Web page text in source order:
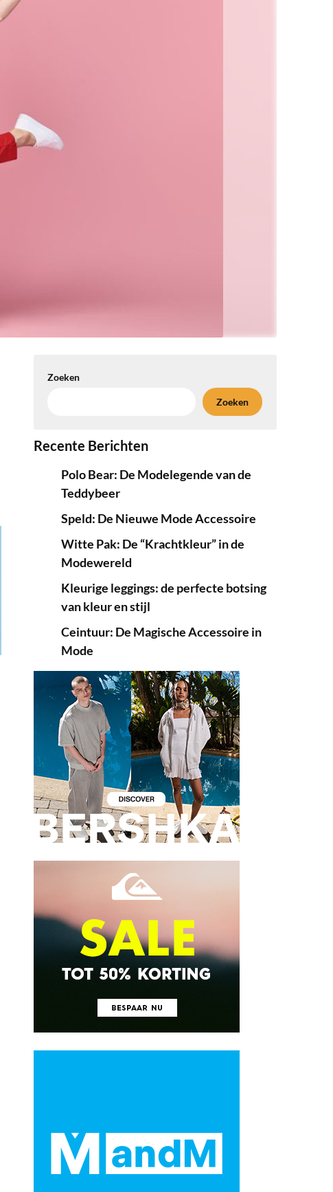
Zoeken
Zoeken
Recente Berichten
Polo Bear: De Modelegende van de
Teddybeer
Speld: De Nieuwe Mode Accessoire
Witte Pak: De “Krachtkleur” in de
Modewereld
Kleurige leggings: de perfecte botsing
van kleur en stijl
Ceintuur: De Magische Accessoire in
Mode